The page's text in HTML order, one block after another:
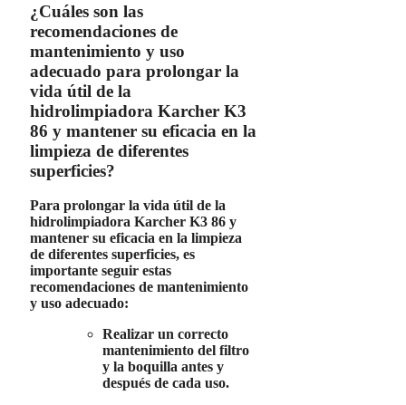
¿Cuáles son las
recomendaciones de
mantenimiento y uso
adecuado para prolongar la
vida útil de la
hidrolimpiadora Karcher K3
86 y mantener su eficacia en la
limpieza de diferentes
superficies?
Para prolongar la vida útil de la
hidrolimpiadora Karcher K3 86 y
mantener su eficacia en la limpieza
de diferentes superficies, es
importante seguir estas
recomendaciones de mantenimiento
y uso adecuado:
Realizar un correcto
mantenimiento del filtro
y la boquilla antes y
después de cada uso.